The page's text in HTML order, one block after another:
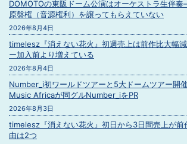
DOMOTOの東阪ドーム公演はオーケストラ生伴
原盤権（音源権利）を譲ってもらえていない
2026年8月4日
timelesz『消えない花火』初週売上は前作比大幅
ー加入前より増えている
2026年8月4日
Number_i初ワールドツアーと5大ドームツアー開
Music Africaが同グルNumber_iをPR
2026年8月3日
timelesz『消えない花火』初日から3日間売上が前
由は2つ